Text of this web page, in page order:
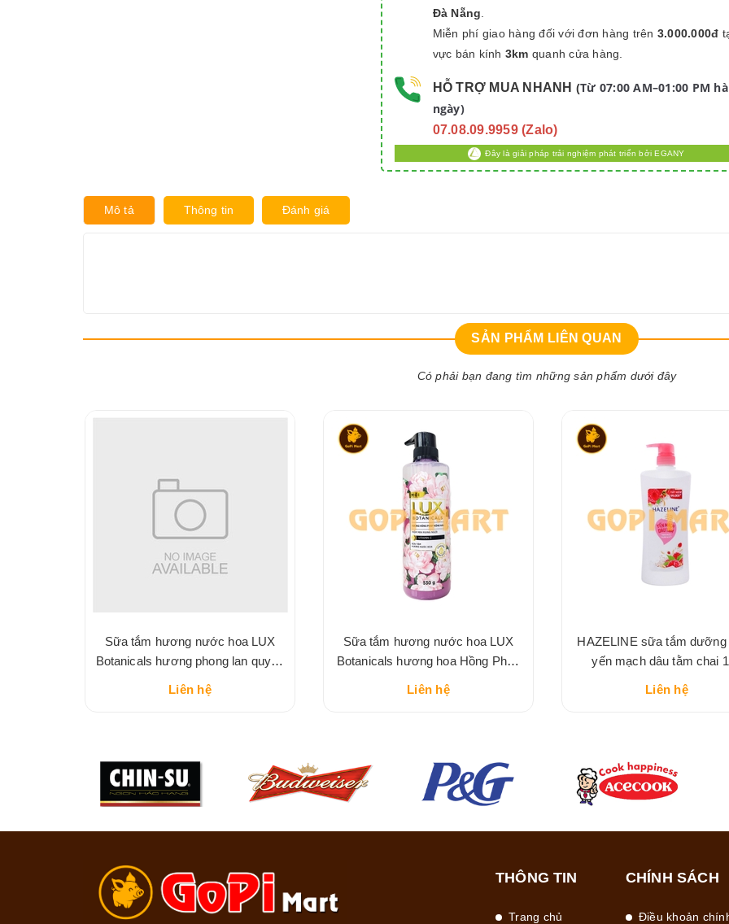
Đà Nẵng
Miễn phí giao hàng đối với đơn hàng trên 3.000.000đ
vực bán kính 3km quanh cửa hàng.
HỖ TRỢ MUA NHANH (Từ 07:00 AM–01:00 PM
ngày)
07.08.09.9959 (Zalo)
Đây là giải pháp trải nghiệm phát triển bởi EGANY
Mô tả Thông tin Đánh giá
SẢN PHẨM LIÊN QUAN
Có phải bạn đang tìm những sản phẩm dưới đây
Sữa tắm hương nước hoa LUX
Botanicals hương phong lan quyến
Liên hệ
Sữa tắm hương nước hoa LUX
Botanicals hương hoa Hồng Pháp
Liên hệ
HAZELINE sữa tắm dưỡng
yến mạch dâu tằm chai
Liên hệ
THÔNG TIN
Trang chủ
CHÍNH SÁCH
Điều khoản